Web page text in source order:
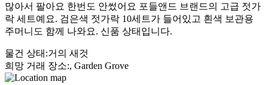
많아서 팔아요 한번도 안썼어요 포들앤드 브랜드의 고급 젓가
락 세트예요. 검은색 젓가락 10세트가 들어있고 흰색 보관용
주머니도 함께 나와요. 신품 상태입니다.
물건 상태 :거의 새것
희망 거래 장소:, Garden Grove